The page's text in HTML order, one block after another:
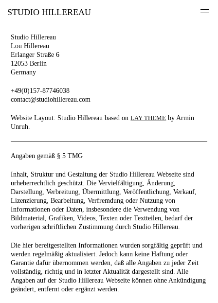
STUDIO HILLEREAU
Studio Hillereau
Lou Hillereau
Erlanger Straße 6
12053 Berlin
Germany
+49(0)157-87746038
contact@studiohillereau.com
Website Layout: Studio Hillereau based onLAY THEME by Armin
Unruh.
Angaben gemäß § 5 TMG
Inhalt, Struktur und Gestaltung der Studio Hillereau Webseite sind
urheberrechtlich geschützt. Die Vervielfältigung, Änderung,
Darstellung, Verbreitung, Übermittlung, Veröffentlichung, Verkauf,
Lizenzierung, Bearbeitung, Verfremdung oder Nutzung von
Informationen oder Daten, insbesondere die Verwendung von
Bildmaterial, Grafiken, Videos, Texten oder Textteilen, bedarf der
vorherigen schriftlichen Zustimmung durch Studio Hillereau.
Die hier bereitgestellten Informationen wurden sorgfältig geprüft und
werden regelmäßig aktualisiert. Jedoch kann keine Haftung oder
Garantie dafür übernommen werden, daß alle Angaben zu jeder Zeit
vollständig, richtig und in letzter Aktualität dargestellt sind. Alle
Angaben auf der Studio Hillereau Webseite können ohne Ankündigung
geändert, entfernt oder ergänzt werden.